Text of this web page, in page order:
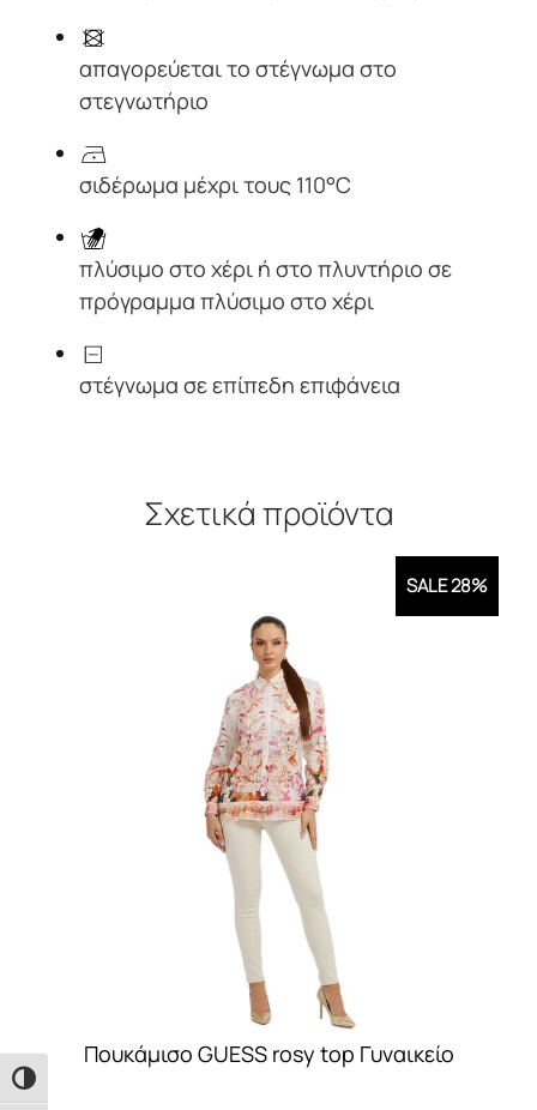
Εναλλαγή Υψηλής Αντίθεσης
απαγορεύεται το στέγνωμα στο
στεγνωτήριο
σιδέρωμα μέχρι τους 110°C
πλύσιμο στο χέρι ή στο πλυντήριο σε
πρόγραμμα πλύσιμο στο χέρι
στέγνωμα σε επίπεδη επιφάνεια
Σχετικά προϊόντα
SALE 28%
Πουκάμισο GUESS rosy top Γυναικείο